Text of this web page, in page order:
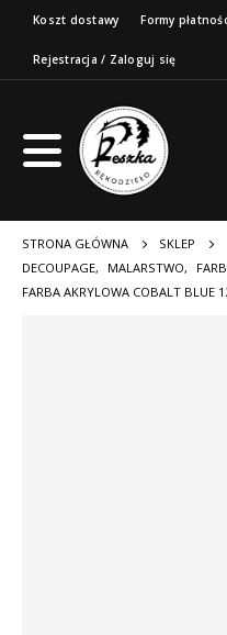
Koszt dostawy Formy
Rejestracja / Zaloguj się
STRONA GŁÓWNA
SKLEP
DECOUPAGE, MALARSTWO,
FARBA AKRYLOWA COBALT BLUE